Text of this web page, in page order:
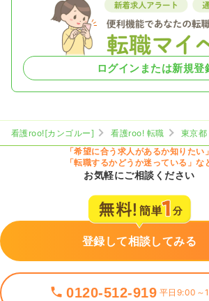
ログインまたは新規登
看護roo![カンゴルー] 看護roo! 転職 東京都
「希望に合う求人があるか知りたい」
「転職するかどうか迷っている」な
お気軽にご相談ください
登録して相談してみる
0120-512-919 平日9:00～